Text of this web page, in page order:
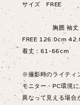
サイズ FREE
胸囲 袖丈
FREE 126.0cm
着丈：61-66cm
※撮影時のライティ
モニター・PC環境
異なって見える場合